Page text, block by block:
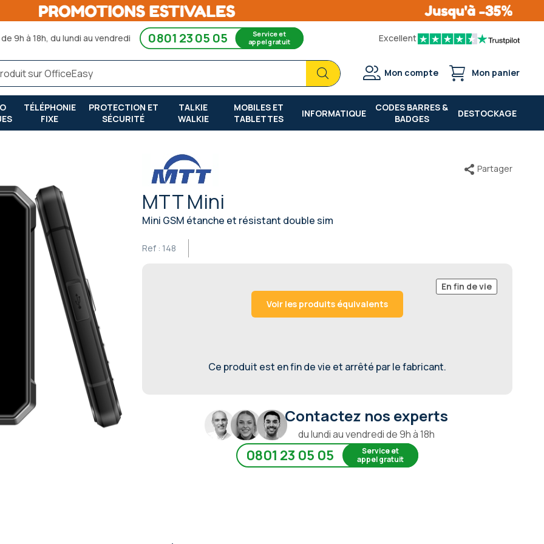
9h à 18h, du lundi au vendredi 0801 23 05 05 Service et
appel gratuit Excellent
Chercher
Chercher
Mon compte Mon panier
TÉLÉPHONIE
FIXE
PROTECTION ET
SÉCURITÉ
TALKIE
WALKIE
MOBILES ET
TABLETTES
INFORMATIQUE
CODES BARRES &
BADGES
DESTOCKAGE
MTT Mini
Mini GSM étanche et résistant double sim
Ref : 148
Partager
En fin de vie
Voir les produits équivalents
Ce produit est en fin de vie et arrêté par le fabricant.
Contactez nos experts
du lundi au vendredi de 9h à 18h
0801 23 05 05
Service et
appel gratuit